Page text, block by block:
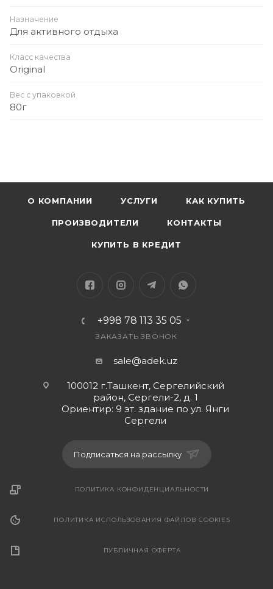
Назначение
Для активного отдыха
Класс качества
Original
Вес с упаковкой
80г
О КОМПАНИИ УСЛУГИ КАК КУПИТЬ
ПРОИЗВОДИТЕЛИ КОНТАКТЫ
КУПИТЬ В КРЕДИТ
+998 78 113 35 05
ЗАКАЗАТЬ ЗВОНОК
sale@adek.uz
100012 г.Ташкент, Сергелийский
район, Сергели-2, д. 1
Ориентир: 9 эт. здание по ул. Янги
Сергели
Подписаться на рассылку
ПОЛИТИКА КОНФИДЕНЦИАЛЬНОСТИ
ПОЛИТИКА ИСПОЛЬЗОВАНИЯ ФАЙЛОВ COOKIES
ПУБЛИЧНАЯ ОФЕРТА